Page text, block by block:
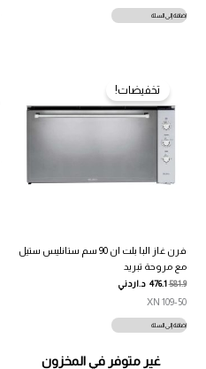
إضافة إلى السلة
تخفيضات!
فرن غاز البا بلت ان 90 سم ستانليس ستيل
مع مروحة تبريد
581.9
476.1 د.اردني
109-50 XN
إضافة إلى السلة
غير متوفر في المخزون